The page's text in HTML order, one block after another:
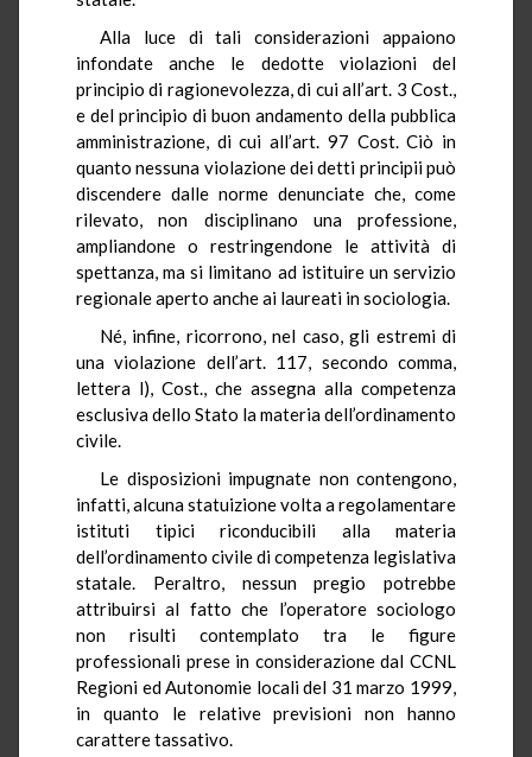
Alla luce di tali considerazioni appaiono
infondate anche le dedotte violazioni del
principio di ragionevolezza, di cui all’art. 3 Cost.,
e del principio di buon andamento della pubblica
amministrazione, di cui all’art. 97 Cost. Ciò in
quanto nessuna violazione dei detti principii può
discendere dalle norme denunciate che, come
rilevato, non disciplinano una professione,
ampliandone o restringendone le attività di
spettanza, ma si limitano ad istituire un servizio
regionale aperto anche ai laureati in sociologia.
Né, infine, ricorrono, nel caso, gli estremi di
una violazione dell’art. 117, secondo comma,
lettera l), Cost., che assegna alla competenza
esclusiva dello Stato la materia dell’ordinamento
civile.
Le disposizioni impugnate non contengono,
infatti, alcuna statuizione volta a regolamentare
istituti tipici riconducibili alla materia
dell’ordinamento civile di competenza legislativa
statale. Peraltro, nessun pregio potrebbe
attribuirsi al fatto che l’operatore sociologo
non risulti contemplato tra le figure
professionali prese in considerazione dal CCNL
Regioni ed Autonomie locali del 31 marzo 1999,
in quanto le relative previsioni non hanno
carattere tassativo.